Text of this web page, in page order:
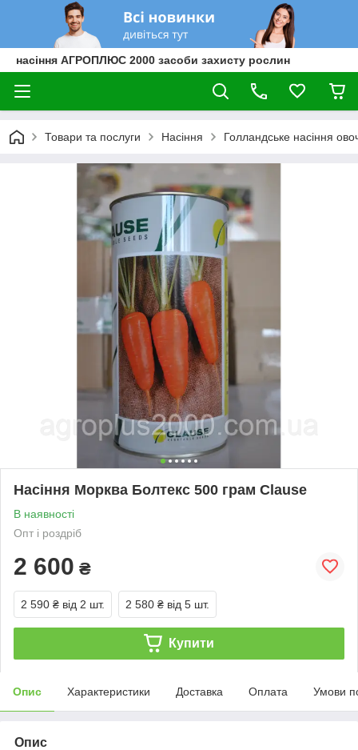
насіння АГРОПЛЮС 2000 засоби захисту рослин
Товари та послуги Насіння Голландське насіння
Насіння Морква Болтекс 500 грам Clause
В наявності
Опт і роздріб
2 600 ₴
2 590 ₴ від 2 шт. 2 580 ₴ від 5 шт.
Купити
Опис Характеристики Доставка Оплата Умови
Опис